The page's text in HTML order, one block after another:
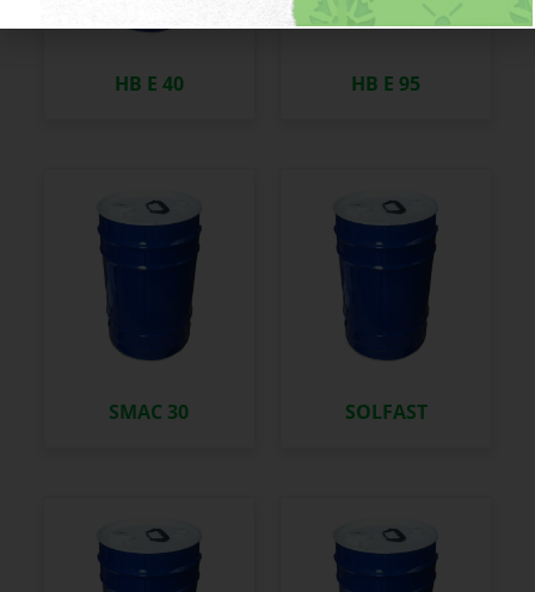
HB E 40 HB E 95
SMAC 30 SOLFAST